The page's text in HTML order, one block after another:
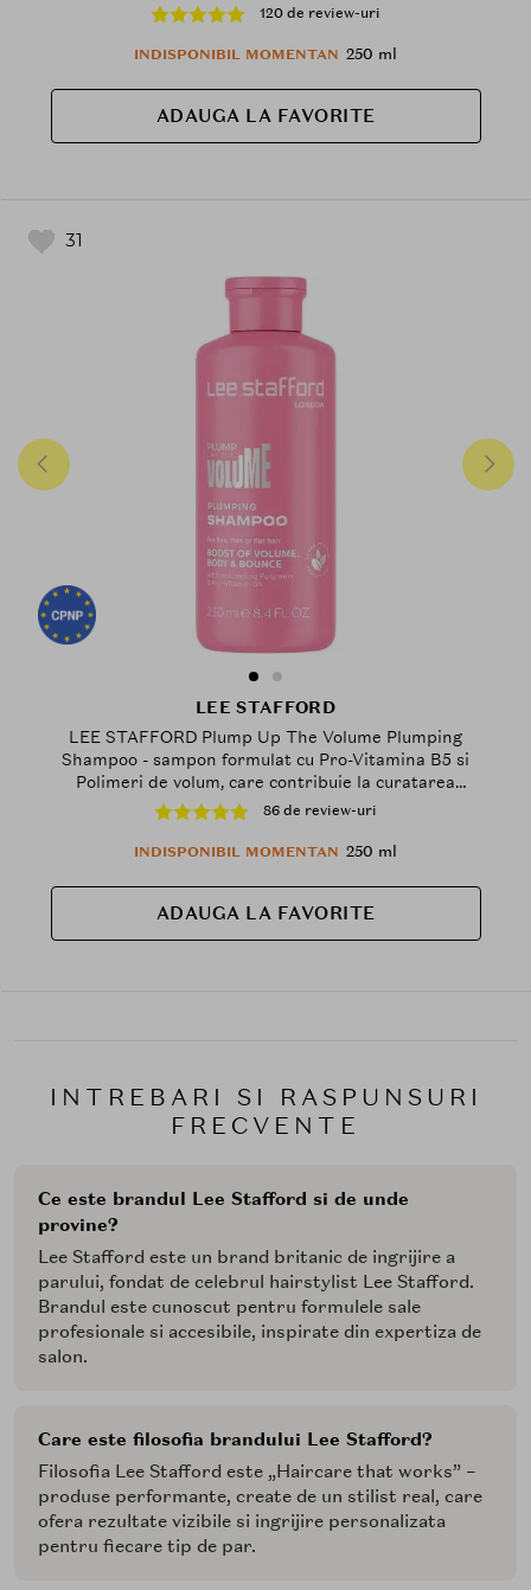
hidratarii - 250 ml
120 de review-uri
INDISPONIBIL MOMENTAN 250 ml
ADAUGA LA FAVORITE
31
LEE STAFFORD
LEE STAFFORD Plump Up The Volume Plumping
Shampoo - sampon formulat cu Pro-Vitamina B5 si
Polimeri de volum, care contribuie la curatarea
parului de sebum si impuritati si la mentinerea
volumului pentru parul subtire si lipsit de stralucire -
250 ml
86 de review-uri
INDISPONIBIL MOMENTAN 250 ml
ADAUGA LA FAVORITE
INTREBARI SI RASPUNSURI
FRECVENTE
Ce este brandul Lee Stafford si de unde
provine?
Lee Stafford este un brand britanic de ingrijire a
parului, fondat de celebrul hairstylist Lee Stafford.
Brandul este cunoscut pentru formulele sale
profesionale si accesibile, inspirate din expertiza de
salon.
Care este filosofia brandului Lee Stafford?
Filosofia Lee Stafford este „Haircare that works” –
produse performante, create de un stilist real, care
ofera rezultate vizibile si ingrijire personalizata
pentru fiecare tip de par.